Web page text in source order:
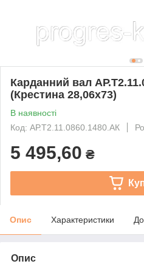
Карданний вал
(Крестина 28,06х73)
В наявності
Код: АР.Т2.11.0860.1480.АК
5 495,60 ₴
Опис Характеристики
Опис